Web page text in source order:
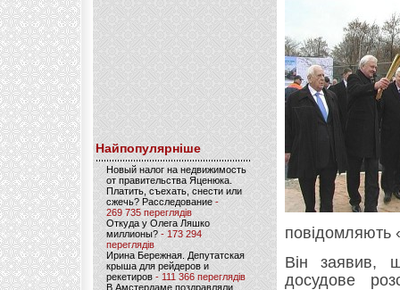
Найпопулярніше
Новый налог на недвижимость
от правительства Яценюка.
Платить, съехать, снести или
сжечь? Расследование-
269 735 переглядів
Откуда у Олега Ляшко
миллионы? - 173 294
переглядів
Ирина Бережная. Депутатская
крыша для рейдеров и
рекетиров - 111 366 переглядів
В Амстердаме поздравляли
повідомляють
Він заявив,
досудове